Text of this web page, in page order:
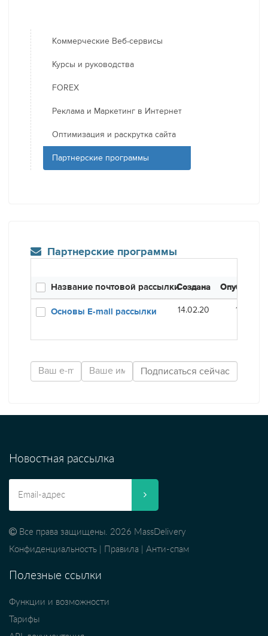
Коммерческие Веб-сервисы
Курсы и руководства
FOREX
Реклама и Маркетинг в Интернет
Оптимизация и раскрутка сайта
Партнерские программы
Партнерские программы
Название почтовой рассылкиСоздана
Основы E-mail рассылки 14.02.20 16.01.21
Новостная рассылка
Все права защищены. 2026 MassDelivery
Конфиденциальность
Правила Анти-спам
Полезные ссылки
Функции и возможности
Тарифы